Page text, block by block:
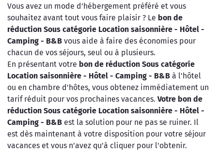
Vous avez un mode d'hébergement préféré et vous
souhaitez avant tout vous faire plaisir ? Le bon de
réduction Sous catégorie Location saisonnière - Hôtel -
Camping - B&B vous aide à faire des économies pour
chacun de vos séjours, seul ou à plusieurs.
En présentant votre bon de réduction Sous catégorie
Location saisonnière - Hôtel - Camping - B&B à l'hôtel
ou en chambre d'hôtes, vous obtenez immédiatement un
tarif réduit pour vos prochaines vacances. Votre bon de
réduction Sous catégorie Location saisonnière - Hôtel -
Camping - B&B est la solution pour ne pas se ruiner. Il
est dès maintenant à votre disposition pour votre séjour
vacances et vous n'avez qu'à cliquer pour l'obtenir.